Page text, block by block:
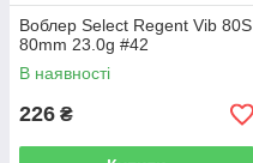
Воблер Select Regent Vib 80S
80mm 23.0g #42
В наявності
226 ₴